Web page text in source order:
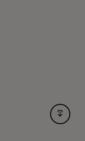
opens